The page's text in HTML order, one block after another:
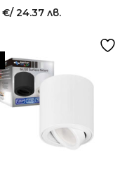
€/ 24.37 лв.